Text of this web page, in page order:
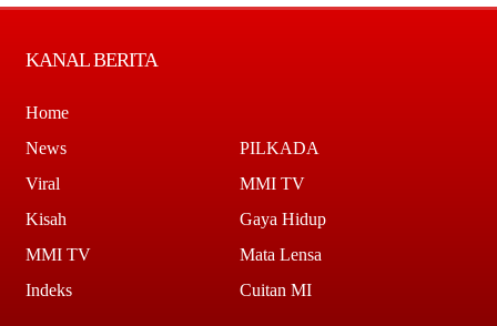
KANAL BERITA
Home
News
Viral
Kisah
MMI TV
Indeks
PILKADA
MMI TV
Gaya Hidup
Mata Lensa
Cuitan MI